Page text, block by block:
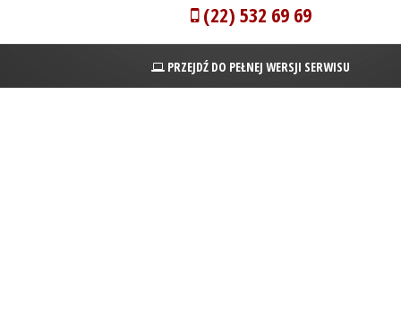
(22) 532 69 69
PRZEJDŹ DO PEŁNEJ WERSJI SERWISU